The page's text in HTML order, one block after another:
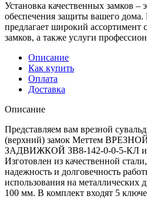
Установка качественных замков –
обеспечения защиты вашего
предлагает широкий
замков, а также услуги
Описание
Как купить
Оплата
Доставка
Описание
Представляем вам врезной
(верхний) замок Меттем
ЗАДВИЖКОЙ ЗВ8-142-0-0-5-КЛ из
Изготовлен из качественной
надежность и долговечность
использования на металлических
100 мм. В комплект входят 5